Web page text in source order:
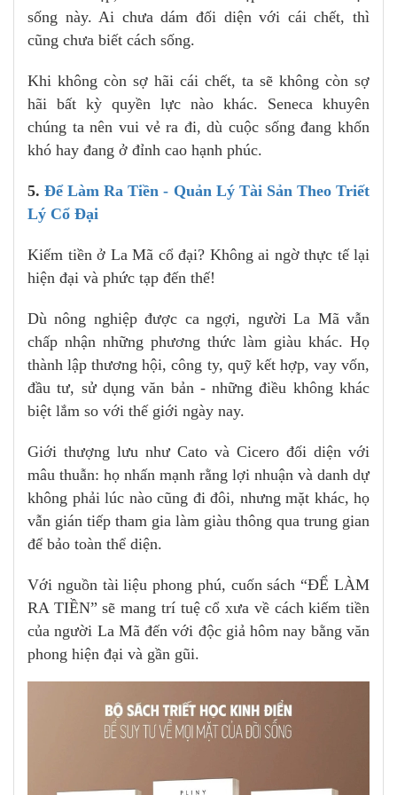
sống này. Ai chưa dám đối diện với cái chết, thì
cũng chưa biết cách sống.
Khi không còn sợ hãi cái chết, ta sẽ không còn sợ
hãi bất kỳ quyền lực nào khác. Seneca khuyên
chúng ta nên vui vẻ ra đi, dù cuộc sống đang khốn
khó hay đang ở đỉnh cao hạnh phúc.
5.Để Làm Ra Tiền - Quản Lý Tài Sản Theo Triết
Lý Cổ Đại
Kiếm tiền ở La Mã cổ đại? Không ai ngờ thực tế lại
hiện đại và phức tạp đến thế!
Dù nông nghiệp được ca ngợi, người La Mã vẫn
chấp nhận những phương thức làm giàu khác. Họ
thành lập thương hội, công ty, quỹ kết hợp, vay vốn,
đầu tư, sử dụng văn bản - những điều không khác
biệt lắm so với thế giới ngày nay.
Giới thượng lưu như Cato và Cicero đối diện với
mâu thuẫn: họ nhấn mạnh rằng lợi nhuận và danh dự
không phải lúc nào cũng đi đôi, nhưng mặt khác, họ
vẫn gián tiếp tham gia làm giàu thông qua trung gian
để bảo toàn thể diện.
Với nguồn tài liệu phong phú, cuốn sách “ĐỂ LÀM
RA TIỀN” sẽ mang trí tuệ cổ xưa về cách kiếm tiền
của người La Mã đến với độc giả hôm nay bằng văn
phong hiện đại và gần gũi.